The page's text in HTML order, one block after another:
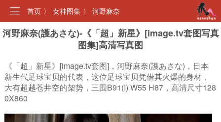
首页 〉 女神图集 〉 河野麻奈
河野麻奈(護あさな)-《「超」新星》[image.tv套图写真
图集]高清写真图
《「超」新星》[image.tv套图]，河野麻奈(護あさな)，日本
新生代足球宝贝的代表，这位足球宝贝凭借其火爆的身材，
大有超越苍井空的架势，三围B91(I) W55 H87，高清尺寸128
0X860